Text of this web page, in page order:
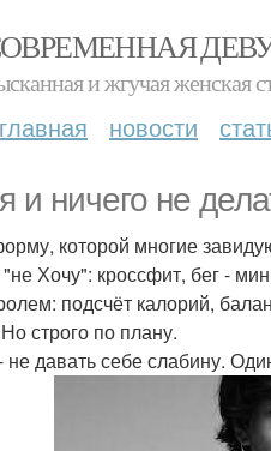
и жгучая женская
главная новости
и ничего не
которой многие
Хочу": кроссфит, бег -
подсчёт калорий,
строго по плану.
давать себе слабину.